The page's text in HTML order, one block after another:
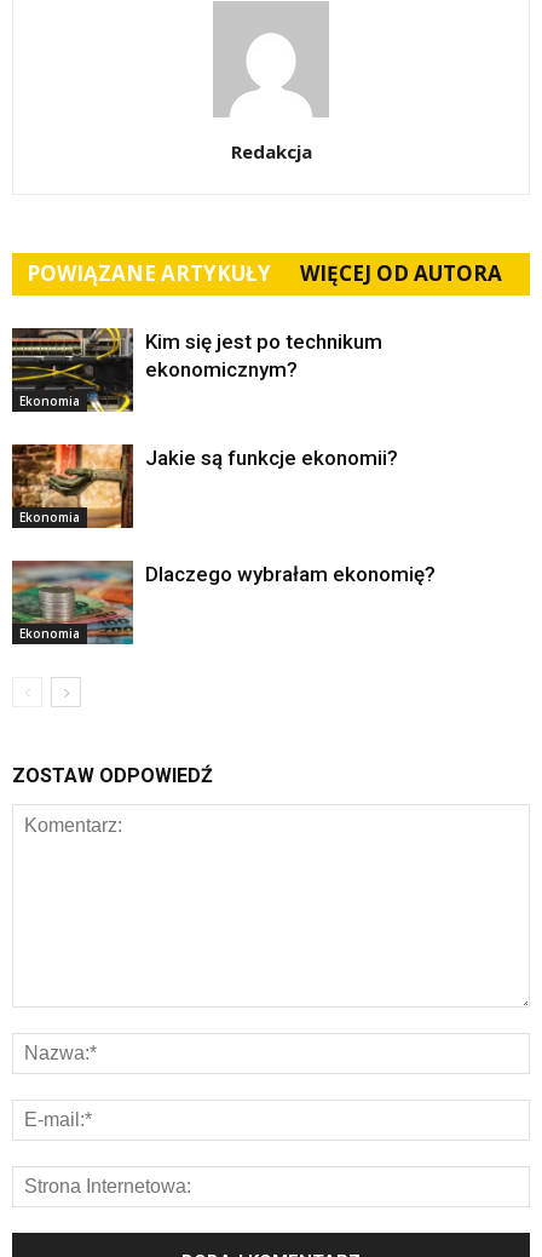
Redakcja
POWIĄZANE ARTYKUŁY WIĘCEJ OD AUTORA
Ekonomia
Kim się jest po technikum
ekonomicznym?
Ekonomia
Jakie są funkcje ekonomii?
Ekonomia
Dlaczego wybrałam ekonomię?
ZOSTAW ODPOWIEDŹ